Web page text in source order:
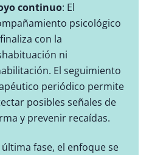
continuo: El
psicológico
con la
ni
El seguimiento
periódico permite
posibles señales de
y prevenir recaídas.
última fase, el enfoque se